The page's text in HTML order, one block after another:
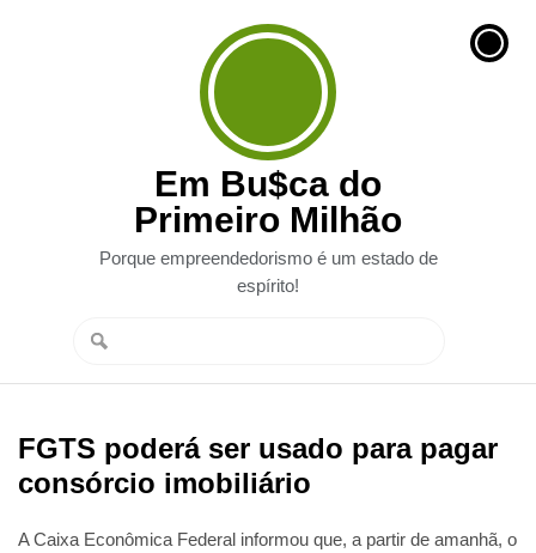
Em Bu$ca do
Primeiro Milhão
Porque empreendedorismo é um estado de
espírito!
FGTS poderá ser usado para pagar
consórcio imobiliário
A Caixa Econômica Federal informou que, a partir de amanhã, o